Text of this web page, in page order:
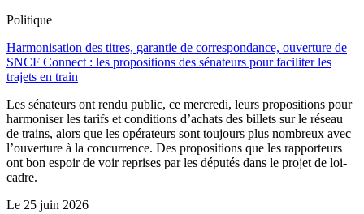
Politique
Harmonisation des titres, garantie de correspondance, ouverture de
SNCF Connect : les propositions des sénateurs pour faciliter les
trajets en train
Les sénateurs ont rendu public, ce mercredi, leurs propositions pour
harmoniser les tarifs et conditions d’achats des billets sur le réseau
de trains, alors que les opérateurs sont toujours plus nombreux avec
l’ouverture à la concurrence. Des propositions que les rapporteurs
ont bon espoir de voir reprises par les députés dans le projet de loi-
cadre.
Le 25 juin 2026